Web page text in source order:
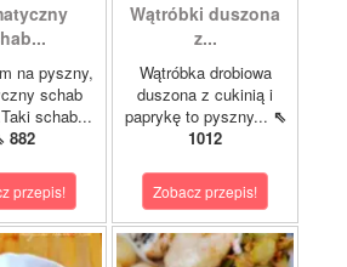
na pyszny,
schab
schab...
882
przepis!
Wątróbki duszona
z...
Wątróbka drobiowa
duszona z cukinią i
paprykę to pyszny... ⇖
1012
Zobacz przepis!